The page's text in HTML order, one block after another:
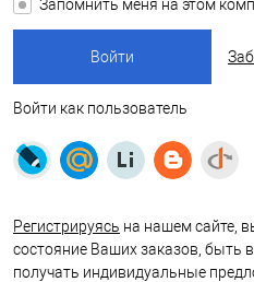
Запомнить меня на этом
Войти как пользователь
Регистрируясь на нашем сайте,
состояние Ваших заказов, быть
получать индивидуальные